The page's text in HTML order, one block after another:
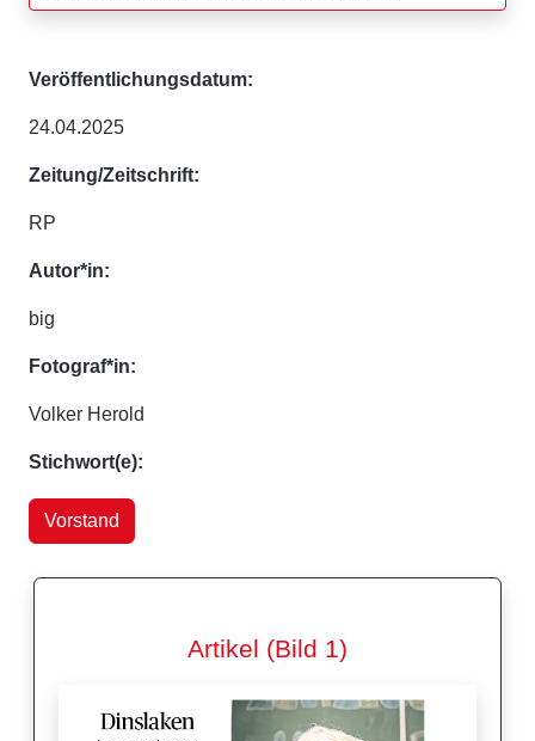
Veröffentlichungsdatum:
24.04.2025
Zeitung/Zeitschrift:
RP
Autor*in:
big
Fotograf*in:
Volker Herold
Stichwort(e):
Vorstand
Artikel (Bild 1)